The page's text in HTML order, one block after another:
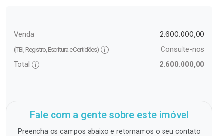
Venda 2.600.000,00
(ITBI, Registro, Escritura e Certidões)
Consulte-nos
Total
2.600.000,00
Fale com a gente sobre este imóvel
Preencha os campos abaixo e retornamos o seu contato